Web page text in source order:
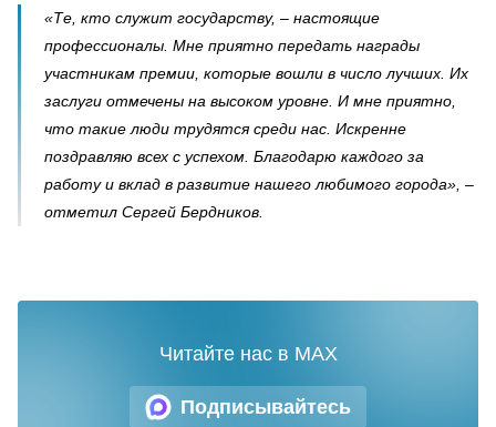
«Те, кто служит государству, – настоящие
профессионалы. Мне приятно передать награды
участникам премии, которые вошли в число лучших. Их
заслуги отмечены на высоком уровне. И мне приятно,
что такие люди трудятся среди нас. Искренне
поздравляю всех с успехом. Благодарю каждого за
работу и вклад в развитие нашего любимого города», –
отметил Сергей Бердников.
Подписывайтесь
Читайте нас в MAX